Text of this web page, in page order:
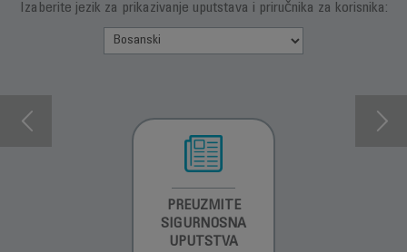
Izaberite jezik za prikazivanje uputstava i priručnika za korisnika:
PREUZMITE
SIGURNOSNA
UPUTSTVA